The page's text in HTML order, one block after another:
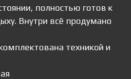
полностью готов к
Внутри всё продумано
техникой и